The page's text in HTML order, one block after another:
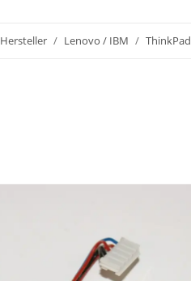
Hersteller Lenovo / IBM ThinkPad